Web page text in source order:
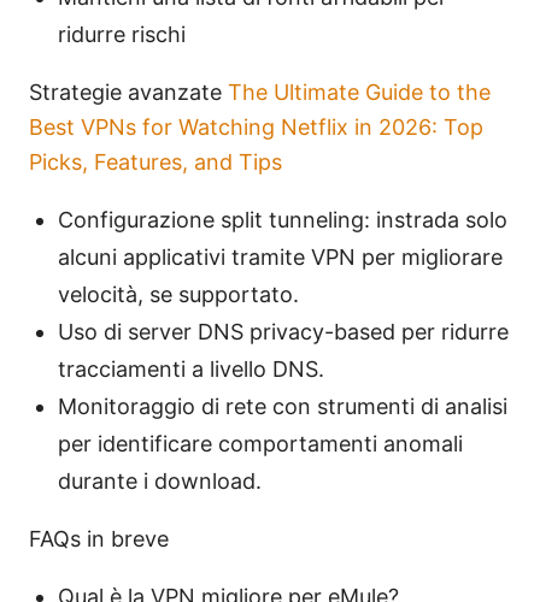
ridurre rischi
Strategie avanzate The Ultimate Guide to the
Best VPNs for Watching Netflix in 2026: Top
Picks, Features, and Tips
Configurazione split tunneling: instrada solo
alcuni applicativi tramite VPN per migliorare
velocità, se supportato.
Uso di server DNS privacy-based per ridurre
tracciamenti a livello DNS.
Monitoraggio di rete con strumenti di analisi
per identificare comportamenti anomali
durante i download.
FAQs in breve
Qual è la VPN migliore per eMule?